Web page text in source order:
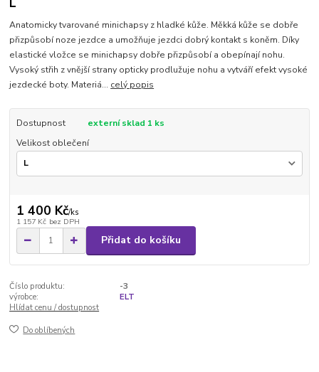
Anatomicky tvarované minichapsy z hladké kůže. Měkká kůže se dobře
přizpůsobí noze jezdce a umožňuje jezdci dobrý kontakt s koněm. Díky
elastické vložce se minichapsy dobře přizpůsobí a obepínají nohu.
Vysoký střih z vnější strany opticky prodlužuje nohu a vytváří efekt vysoké
jezdecké boty. Materiá... celý popis
Dostupnost
externí sklad 1 ks
Velikost oblečení
1 400 Kč/ks
1 157 Kč bez DPH
Přidat do košíku
Číslo produktu:
-3
výrobce:
ELT
Hlídat cenu / dostupnost
Do oblíbených